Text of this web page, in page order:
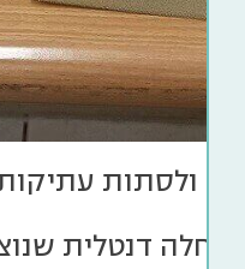
ולסתות
מחלה דנטלית